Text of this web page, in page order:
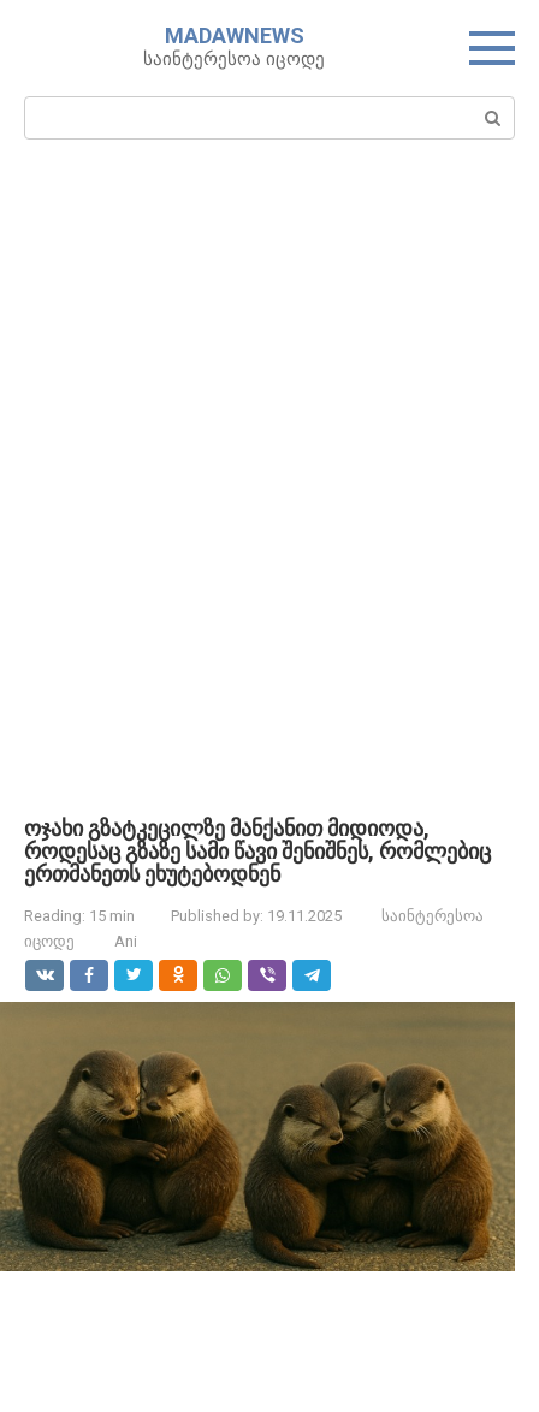
MADAWNEWS
საინტერესოა იცოდე
Search:
ოჯახი გზატკეცილზე მანქანით მიდიოდა,
როდესაც გზაზე სამი წავი შენიშნეს, რომლებიც
ერთმანეთს ეხუტებოდნენ
Reading: 15 min Published by: 19.11.2025
საინტერესოა
იცოდე
Ani